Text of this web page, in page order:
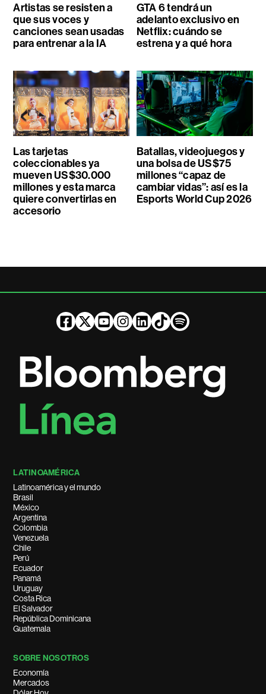
Artistas se resisten a
que sus voces y
canciones sean usadas
para entrenar a la IA
GTA 6 tendrá un
adelanto exclusivo en
Netflix: cuándo se
estrena y a qué hora
Las tarjetas
coleccionables ya
mueven US$30.000
millones y esta marca
quiere convertirlas en
accesorio
Batallas, videojuegos y
una bolsa de US$75
millones “capaz de
cambiar vidas”: así es la
Esports World Cup 2026
LATINOAMÉRICA
Latinoamérica y el mundo
Brasil
México
Argentina
Colombia
Venezuela
Chile
Perú
Ecuador
Panamá
Uruguay
Costa Rica
El Salvador
República Dominicana
Guatemala
SOBRE NOSOTROS
Economía
Mercados